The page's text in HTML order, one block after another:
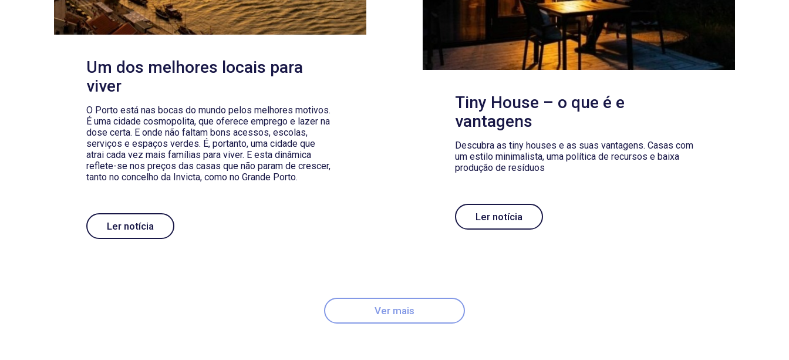
Um dos melhores locais para
viver
O Porto está nas bocas do mundo pelos melhores motivos.
É uma cidade cosmopolita, que oferece emprego e lazer na
dose certa. E onde não faltam bons acessos, escolas,
serviços e espaços verdes. É, portanto, uma cidade que
atrai cada vez mais famílias para viver. E esta dinâmica
reflete-se nos preços das casas que não param de crescer,
tanto no concelho da Invicta, como no Grande Porto.
Ler notícia
Tiny House – o que é e
vantagens
Descubra as tiny houses e as suas vantagens. Casas com
um estilo minimalista, uma política de recursos e baixa
produção de resíduos
Ler notícia
Ver mais